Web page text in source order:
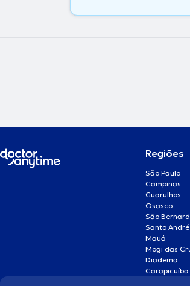
Regiões
São Paulo
Campinas
Guarulhos
Osasco
São
Santo André
Mauá
Mogi das
Diadema
Carapicuíba